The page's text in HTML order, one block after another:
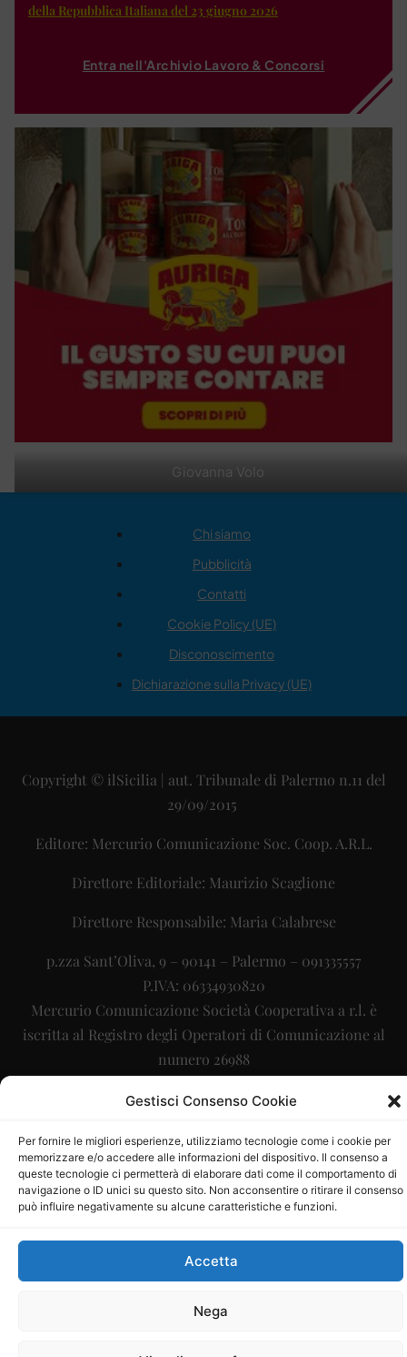
Gestisci Consenso Cookie
Per fornire le migliori esperienze, utilizziamo tecnologie come i cookie per
memorizzare e/o accedere alle informazioni del dispositivo. Il consenso a
queste tecnologie ci permetterà di elaborare dati come il comportamento di
navigazione o ID unici su questo sito. Non acconsentire o ritirare il consenso
può influire negativamente su alcune caratteristiche e funzioni.
Accetta
Nega
Giovanna Volo
della Repubblica Italiana del 23 giugno 2026
Entra nell'Archivio Lavoro & Concorsi
Chi siamo
Pubblicità
Contatti
Cookie Policy (UE)
Disconoscimento
Dichiarazione sulla Privacy (UE)
Copyright © ilSicilia | aut. Tribunale di Palermo n.11 del
29/09/2015
Editore: Mercurio Comunicazione Soc. Coop. A.R.L.
Direttore Editoriale: Maurizio Scaglione
Direttore Responsabile: Maria Calabrese
p.zza Sant’Oliva, 9 – 90141 – Palermo – 091335557
P.IVA: 06334930820
Mercurio Comunicazione Società Cooperativa a r.l. è
iscritta al Registro degli Operatori di Comunicazione al
numero 26988
Sito gestito daLa Digitale srl–info@ladigitale.it